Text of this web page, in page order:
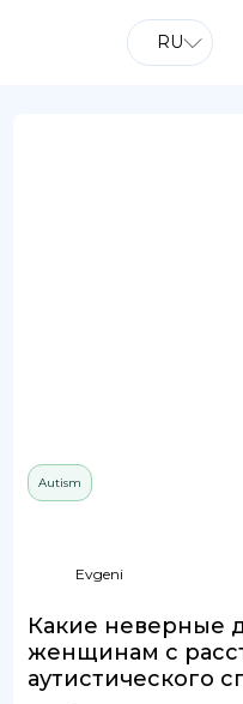
RU
Autism
Evgeni
Какие неверные
женщинам с
аутистического